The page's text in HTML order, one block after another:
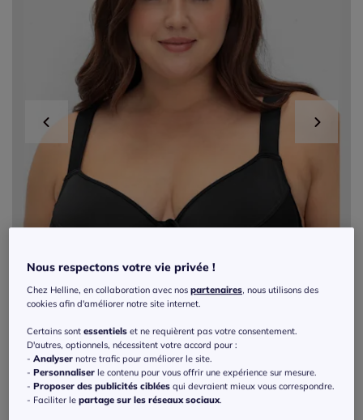
Exclu web
Haut de maillot de bain bon. b, c, d, e, f, g
Nous respectons votre vie privée !
Chez Helline, en collaboration avec nospartenaires , nous utilisons des
cookies afin d'améliorer notre site internet.
Certains sontessentiels et ne requièrent pas votre consentement.
D'autres, optionnels, nécessitent votre accord pour :
-Analyser notre trafic pour améliorer le site.
-Personnaliser le contenu pour vous offrir une expérience sur mesure.
-Proposer des publicités ciblées qui devraient mieux vous correspondre.
- Faciliter lepartage sur les réseaux sociaux